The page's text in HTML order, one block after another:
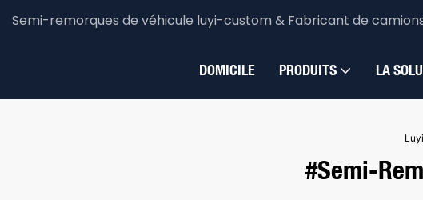
Semi-remorques de véhicule luyi-custom & Fabricant de
DOMICILE PRODUITS LA
#semi-